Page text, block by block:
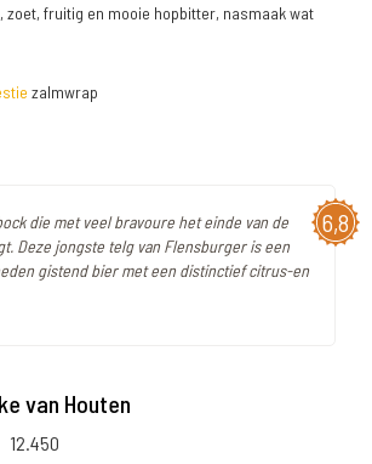
zoet, fruitig en mooie hopbitter, nasmaak wat
zalmwrap
6,8
die met veel bravoure het einde van de
Deze jongste telg van Flensburger is een
gistend bier met een distinctief citrus-en
van Houten
12.450